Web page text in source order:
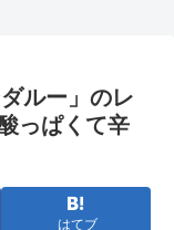
ルー」のレ
っぱくて辛
はてブ